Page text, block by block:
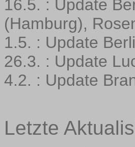
16.5. : Update
(Hamburg),
1.5. : Update
26.3. : Update
4.2. : Update
Letzte